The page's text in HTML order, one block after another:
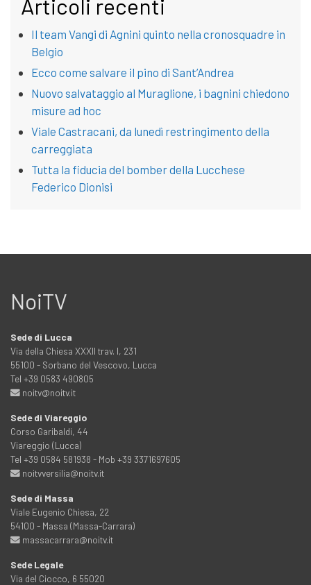
Il team Vangi di Agnini quinto nella cronosquadre in
Belgio
Ecco come salvare il pino di Sant’Andrea
Nuovo salvataggio al Muraglione, i bagnini chiedono
misure ad hoc
Viale Castracani, da lunedì restringimento della
carreggiata
Tutta la fiducia del bomber della Lucchese
Federico Dionisi
NoiTV
Sede di Lucca
Via della Chiesa XXXII trav. I, 231
55100 - Sorbano del Vescovo, Lucca
Tel +39 0583 490805
noitv@noitv.it
Sede di Viareggio
Corso Garibaldi, 44
Viareggio (Lucca)
Tel +39 0584 581938 - Mob +39 3371697605
noitvversilia@noitv.it
Sede di Massa
Viale Eugenio Chiesa, 22
54100 - Massa (Massa-Carrara)
massacarrara@noitv.it
Sede Legale
Via del Ciocco, 6 55020